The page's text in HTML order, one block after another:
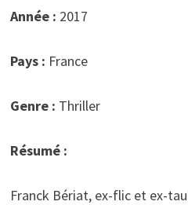
Année : 2017
Pays : France
Genre : Thriller
Résumé :
Franck Bériat, ex-flic et ex-